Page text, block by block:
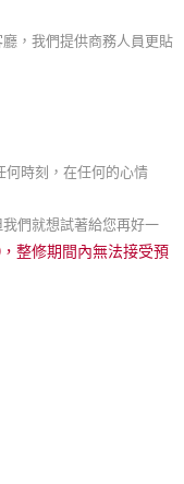
，我們提供商務人員更貼
時刻，在任何的心情
們就想試著給您再好一
整修期間內無法接受預